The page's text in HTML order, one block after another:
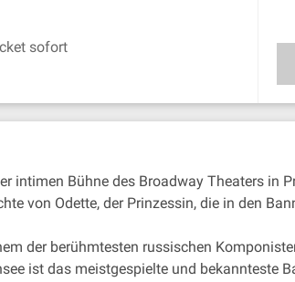
sofort
Bühne des Broadway Theaters in
von Odette, der Prinzessin, die in den
der berühmtesten russischen
ist das meistgespielte und bekannteste